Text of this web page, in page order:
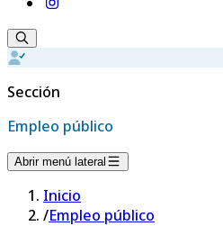
Sección
Empleo público
Abrir menú lateral
Inicio
/Empleo público